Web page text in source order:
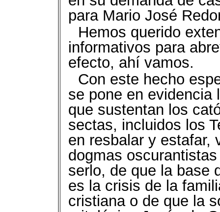
para Mario José
Hemos querido
informativos para
efecto, ahí vamos.
Con este hecho
se pone en evidencia
que sustentan los
sectas, incluidos los
en resbalar y estafar,
dogmas
serlo, de que la base
es la crisis de la
cristiana o de que la